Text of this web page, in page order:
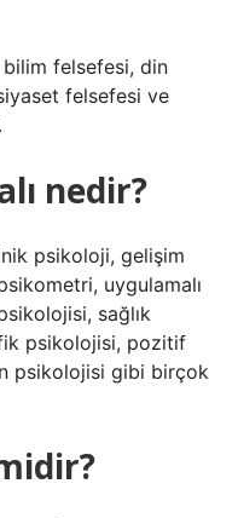
bilim felsefesi, din
felsefesi ve
nedir?
psikoloji, gelişim
uygulamalı
sağlık
psikolojisi, pozitif
psikolojisi gibi birçok